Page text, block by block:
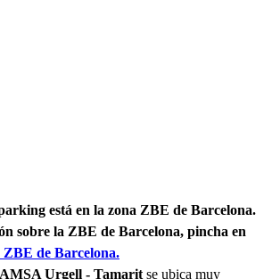
está en la zona ZBE de Barcelona.
sobre la ZBE de Barcelona, pincha en
de Barcelona.
Urgell - Tamarit se ubica muy